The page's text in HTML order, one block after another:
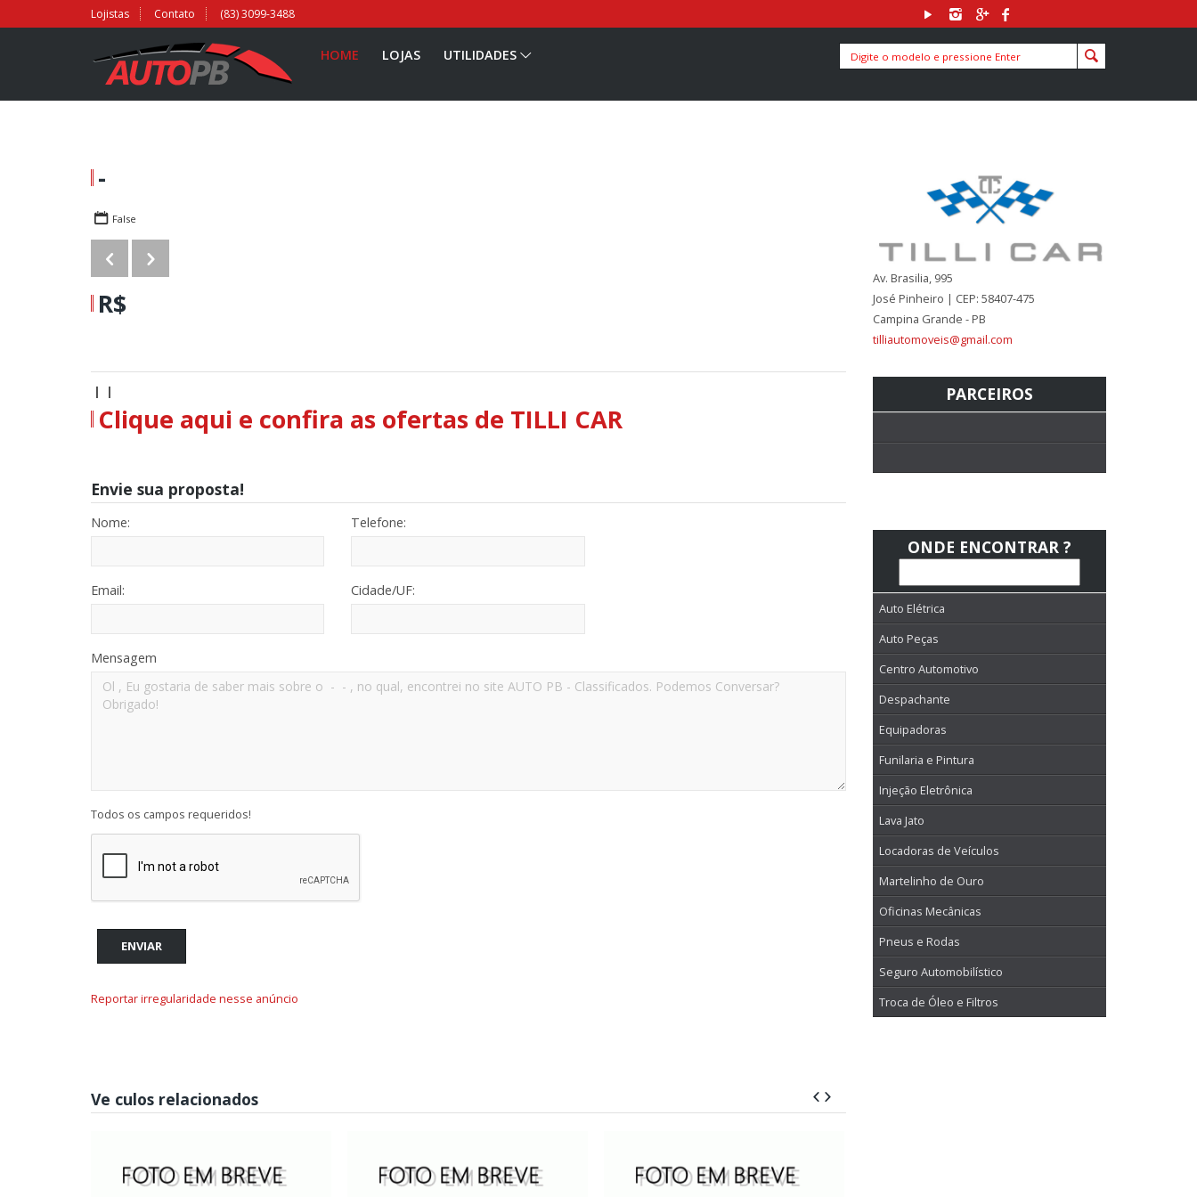
Lojistas Contato (83) 3099-3488
HOME LOJAS UTILIDADES
-
False
R$
| |
Clique aqui e confira as ofertas de TILLI CAR
Envie sua proposta!
Nome:
Email:
Telefone:
Cidade/UF:
Mensagem
Todos os campos requeridos!
ENVIAR
Reportar irregularidade nesse anúncio
Ve culos relacionados
Av. Brasilia, 995
José Pinheiro | CEP: 58407-475
Campina Grande - PB
tilliautomoveis@gmail.com
PARCEIROS
ONDE ENCONTRAR ?
Auto Elétrica
Auto Peças
Centro Automotivo
Despachante
Equipadoras
Funilaria e Pintura
Injeção Eletrônica
Lava Jato
Locadoras de Veículos
Martelinho de Ouro
Oficinas Mecânicas
Pneus e Rodas
Seguro Automobilístico
Troca de Óleo e Filtros